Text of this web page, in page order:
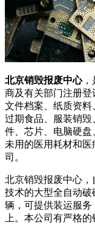
北京销毁报废中心，
商及有关部门注册
文件档案、纸质资料
过期食品、服装销
件、芯片、电脑硬
未用的医用耗材和
司。
北京销毁报废中心
技术的大型全自动
辆，可提供装运服务
上。本公司有严格